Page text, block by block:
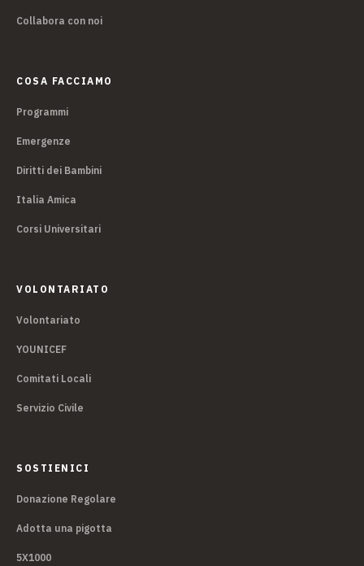
Collabora con noi
COSA FACCIAMO
Programmi
Emergenze
Diritti dei Bambini
Italia Amica
Corsi Universitari
VOLONTARIATO
Volontariato
YOUNICEF
Comitati Locali
Servizio Civile
SOSTIENICI
Donazione Regolare
Adotta una pigotta
5X1000